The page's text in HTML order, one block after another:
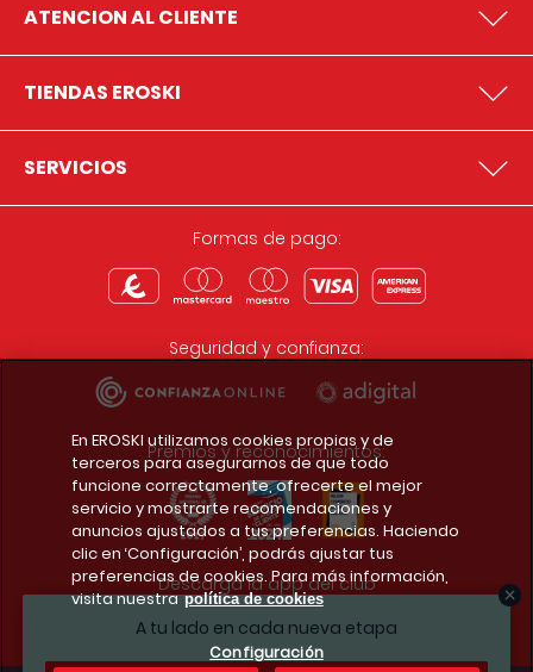
A tu lado en cada nueva etapa
ATENCION AL CLIENTE
TIENDAS EROSKI
SERVICIOS
Formas de pago:
Seguridad y confianza:
Premios y reconocimientos:
Descarga la app del club
En EROSKI utilizamos cookies propias y de
terceros para asegurarnos de que todo
funcione correctamente, ofrecerte el mejor
servicio y mostrarte recomendaciones y
anuncios ajustados a tus preferencias. Haciendo
clic en ‘Configuración’, podrás ajustar tus
preferencias de cookies. Para más información,
visita nuestra política de cookies
Configuración